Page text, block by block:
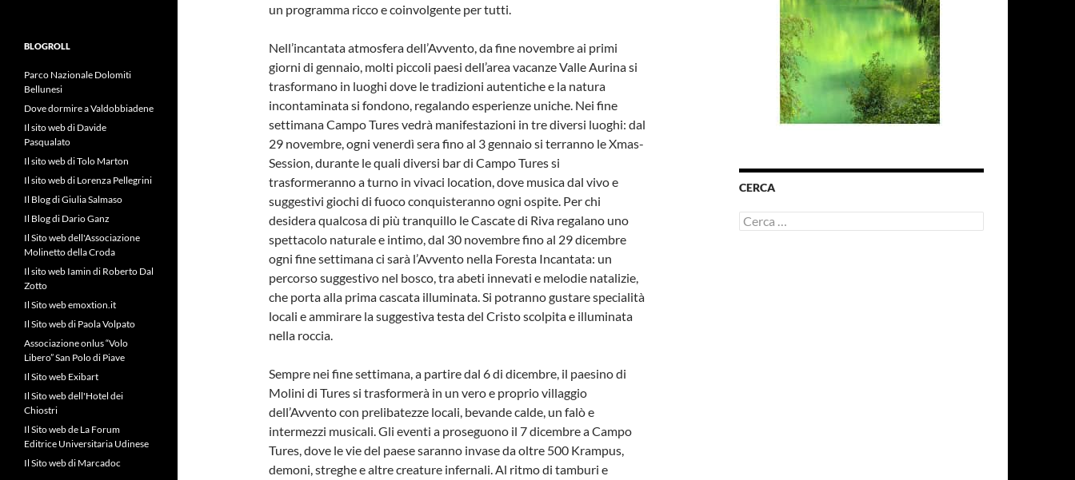
un programma ricco e coinvolgente per tutti.
Nell’incantata atmosfera dell’Avvento, da fine novembre ai primi
giorni di gennaio, molti piccoli paesi dell’area vacanze Valle Aurina si
trasformano in luoghi dove le tradizioni autentiche e la natura
incontaminata si fondono, regalando esperienze uniche. Nei fine
settimana Campo Tures vedrà manifestazioni in tre diversi luoghi: dal
29 novembre, ogni venerdì sera fino al 3 gennaio si terranno le Xmas-
Session, durante le quali diversi bar di Campo Tures si
trasformeranno a turno in vivaci location, dove musica dal vivo e
suggestivi giochi di fuoco conquisteranno ogni ospite. Per chi
desidera qualcosa di più tranquillo le Cascate di Riva regalano uno
spettacolo naturale e intimo, dal 30 novembre fino al 29 dicembre
ogni fine settimana ci sarà l’Avvento nella Foresta Incantata: un
percorso suggestivo nel bosco, tra abeti innevati e melodie natalizie,
che porta alla prima cascata illuminata. Si potranno gustare specialità
locali e ammirare la suggestiva testa del Cristo scolpita e illuminata
nella roccia.
Sempre nei fine settimana, a partire dal 6 di dicembre, il paesino di
Molini di Tures si trasformerà in un vero e proprio villaggio
dell’Avvento con prelibatezze locali, bevande calde, un falò e
intermezzi musicali. Gli eventi a proseguono il 7 dicembre a Campo
Tures, dove le vie del paese saranno invase da oltre 500 Krampus,
demoni, streghe e altre creature infernali. Al ritmo di tamburi e
CERCA
Ricerca
per:
BLOGROLL
Parco Nazionale Dolomiti
Bellunesi
Dove dormire a Valdobbiadene
Il sito web di Davide
Pasqualato
Il sito web di Tolo Marton
Il sito web di Lorenza Pellegrini
Il Blog di Giulia Salmaso
Il Blog di Dario Ganz
Il Sito web dell'Associazione
Molinetto della Croda
Il sito web Iamin di Roberto Dal
Zotto
Il Sito web emoxtion.it
Il Sito web di Paola Volpato
Associazione onlus “Volo
Libero” San Polo di Piave
Il Sito web Exibart
Il Sito web dell'Hotel dei
Chiostri
Il Sito web de La Forum
Editrice Universitaria Udinese
Il Sito web di Marcadoc